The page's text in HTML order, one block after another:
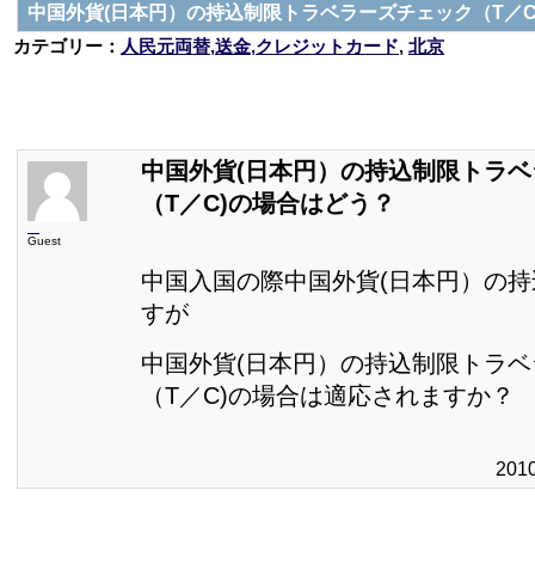
中国外貨(日本円）の持込制限トラベラーズチェック（T／
カテゴリー： 人民元両替,送金,クレジットカード, 北京
Guest
中国外貨(日本円）の持込制限トラ
（T／C)の場合はどう？
中国入国の際中国外貨(日本円）の
すが
中国外貨(日本円）の持込制限トラ
（T／C)の場合は適応されますか？